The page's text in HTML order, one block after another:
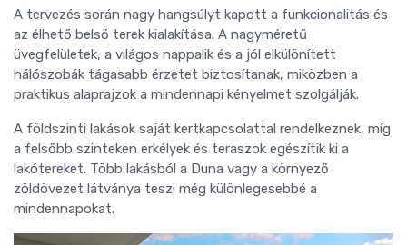
A tervezés során nagy hangsúlyt kapott a funkcionalitás és
az élhető belső terek kialakítása. A nagyméretű
üvegfelületek, a világos nappalik és a jól elkülönített
hálószobák tágasabb érzetet biztosítanak, miközben a
praktikus alaprajzok a mindennapi kényelmet szolgálják.
A földszinti lakások saját kertkapcsolattal rendelkeznek, míg
a felsőbb szinteken erkélyek és teraszok egészítik ki a
lakótereket. Több lakásból a Duna vagy a környező
zöldövezet látványa teszi még különlegesebbé a
mindennapokat.